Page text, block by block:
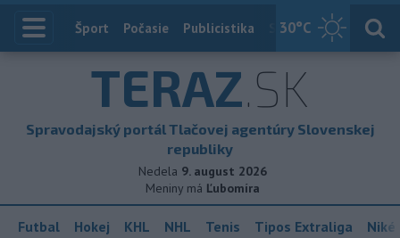
30°C
Index
Šport Počasie Publicistika Slovensko
TERAZ.SK
Spravodajský portál Tlačovej agentúry Slovenskej
republiky
Nedela 9. august 2026
Meniny má Ľubomíra
Futbal Hokej KHL NHL Tenis Tipos Extraliga